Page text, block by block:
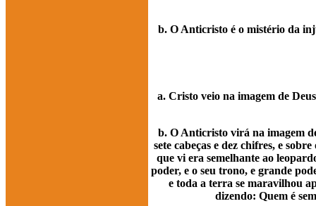
b. O Anticristo é o mistério da
a. Cristo veio na imagem de
b. O Anticristo virá na imagem
sete cabeças e dez chifres, e
que vi era semelhante ao
poder, e o seu trono, e grande
e toda a terra se maravilhou
dizendo: Quem é